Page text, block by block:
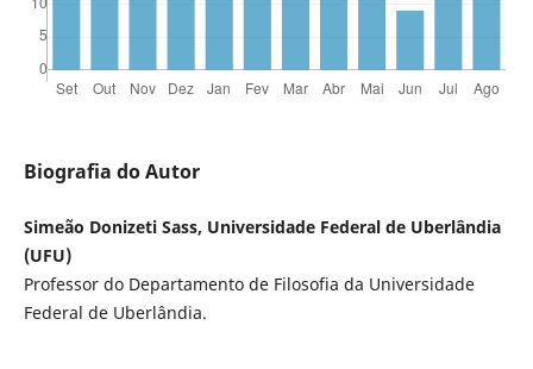
Biografia do Autor
Simeão Donizeti Sass, Universidade Federal de Uberlândia
(UFU)
Professor do Departamento de Filosofia da Universidade
Federal de Uberlândia.